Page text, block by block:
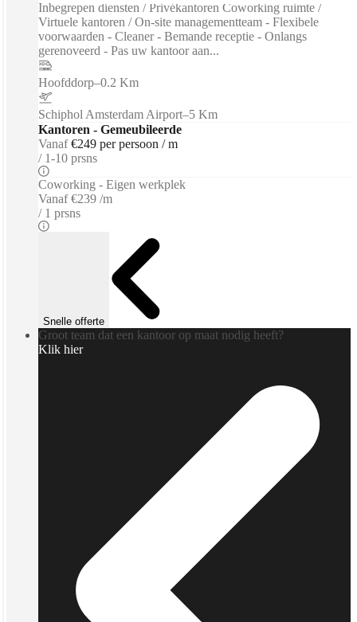
Inbegrepen diensten / Privékantoren Coworking ruimte /
Virtuele kantoren / On-site managementteam - Flexibele
voorwaarden - Cleaner - Bemande receptie - Onlangs
gerenoveerd - Pas uw kantoor aan...
Hoofddorp–0.2 Km
Schiphol Amsterdam Airport–5 Km
Kantoren - Gemeubileerde
Vanaf €249 per persoon / m
1-10 prsns
Coworking - Eigen werkplek
Vanaf €239 /m
1 prsns
Snelle offerte
Groot team dat een kantoor op maat nodig heeft?
Klik hier